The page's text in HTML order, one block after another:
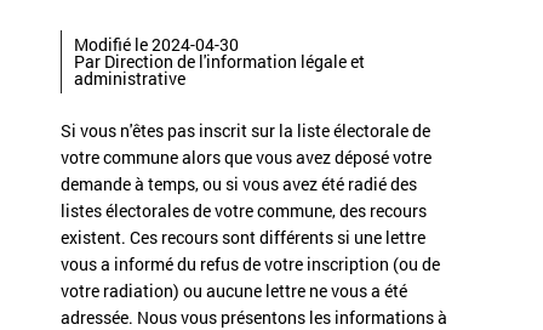
Modifié le 2024-04-30
Par Direction de l'information légale et
administrative
Si vous n'êtes pas inscrit sur la liste électorale de
votre commune alors que vous avez déposé votre
demande à temps, ou si vous avez été radié des
listes électorales de votre commune, des recours
existent. Ces recours sont différents si une lettre
vous a informé du refus de votre inscription (ou de
votre radiation) ou aucune lettre ne vous a été
adressée. Nous vous présentons les informations à